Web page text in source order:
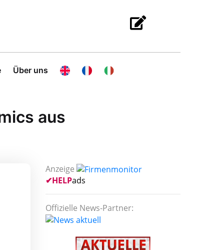
Über uns
aus
Anzeige
✔HELPads
Offizielle News-Partner: